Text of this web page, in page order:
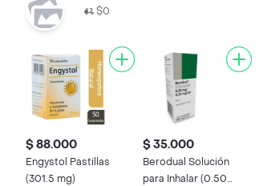
$0
$ 88.000
Engystol Pastillas
(301.5 mg)
$ 35.000
Berodual Solución
para Inhalar (0.50